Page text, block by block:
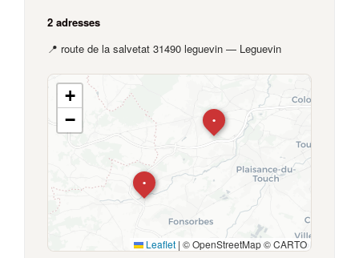
2 adresses
📍 route de la salvetat 31490 leguevin — Leguevin
•
•
+
−
Leaflet | © OpenStreetMap © CARTO